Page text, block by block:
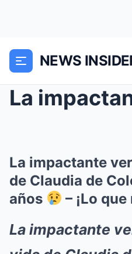
NEWS
La impactante
de Claudia de
años
– ¡Lo
La impactante